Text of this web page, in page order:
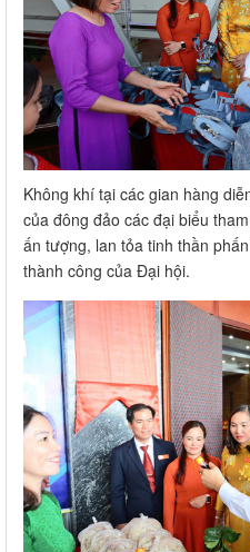
Không khí tại các gian hàng
của đông đảo các đại biểu
ấn tượng, lan tỏa tinh thần
thành công của Đại hội.